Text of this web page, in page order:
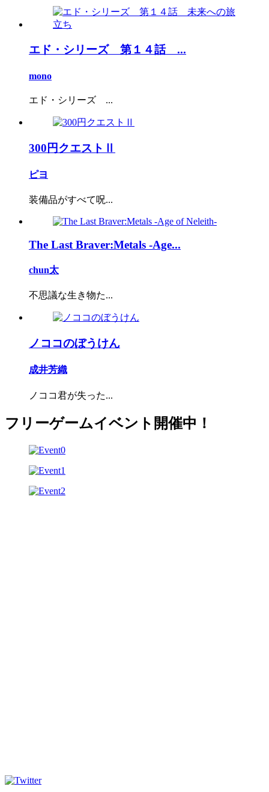
エド・シリーズ 第１４話 ...
mono
エド・シリーズ ...
300円クエストⅡ
ピヨ
装備品がすべて呪...
The Last Braver:Metals -Age...
chun太
不思議な生き物た...
ノココのぼうけん
成井芳織
ノココ君が失った...
フリーゲームイベント開催中！